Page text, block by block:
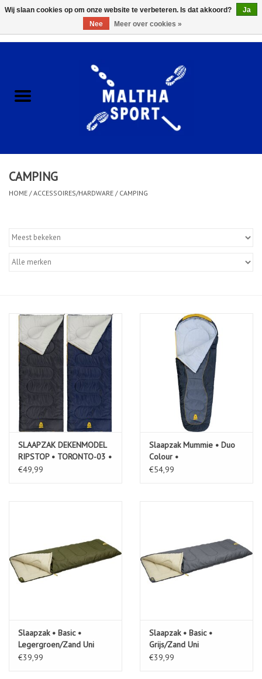
ACCESSOIRES/HARDWARE
KLEDING
Merken
CAMPING
HOME /ACCESSOIRES/HARDWARE / CAMPING
SLAAPZAK DEKENMODEL
RIPSTOP • TORONTO-03 •
€49,99
Slaapzak Mummie • Duo
Colour •
€54,99
Slaapzak • Basic •
Legergroen/Zand Uni
€39,99
Slaapzak • Basic •
Grijs/Zand Uni
€39,99
Wij slaan cookies op om onze website te verbeteren. Is dat akkoord?
Ja
Nee
Meer over cookies »